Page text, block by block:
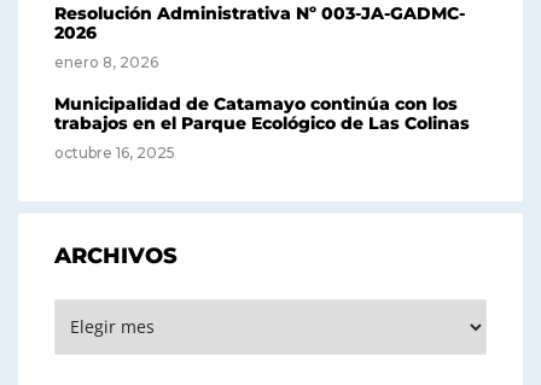
Resolución Administrativa Nº 003-JA-GADMC-
2026
enero 8, 2026
Municipalidad de Catamayo continúa con los
trabajos en el Parque Ecológico de Las Colinas
octubre 16, 2025
ARCHIVOS